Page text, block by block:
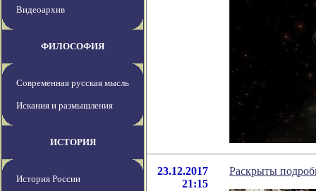
Видеоархив
ФИЛОСОФИЯ
Современная русская мысль
Искания и размышления
ИСТОРИЯ
История России
23.12.2017
21:15
Раскрыты